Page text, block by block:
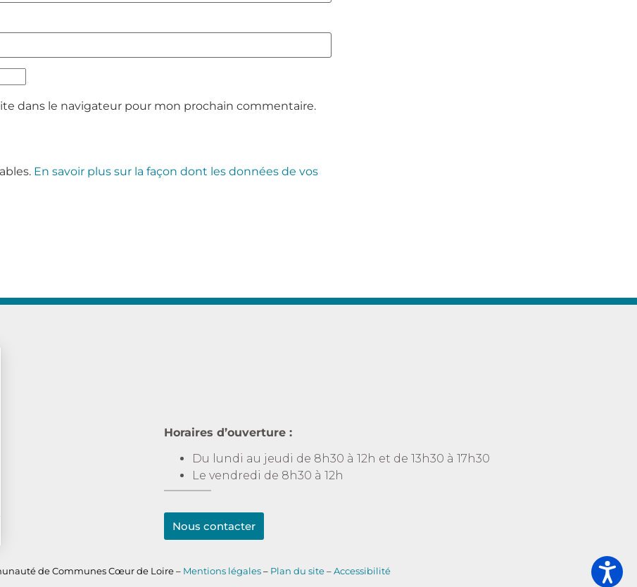
dans le navigateur pour mon prochain commentaire.
En savoir plus sur la façon dont les données de vos
Horaires d’ouverture :
Du lundi au jeudi de 8h30 à 12h et de 13h30 à 17h30
Le vendredi de 8h30 à 12h
Nous contacter
de Communes Cœur de Loire – Mentions légales– Plan du site–Accessibilité
de confidentialité, en garantissant la conformité avec les réglementations. Personnalisez vos préférences pour